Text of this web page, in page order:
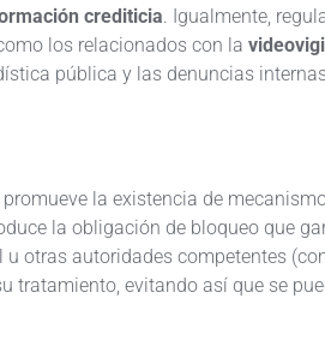
crediticia. Igualmente,
los relacionados con la
pública y las denuncias
la existencia de
la obligación de bloqueo que
otras autoridades competentes
tratamiento, evitando así que se